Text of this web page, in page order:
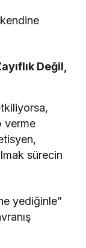
Değil,
verme
sürecin
yediğinle”